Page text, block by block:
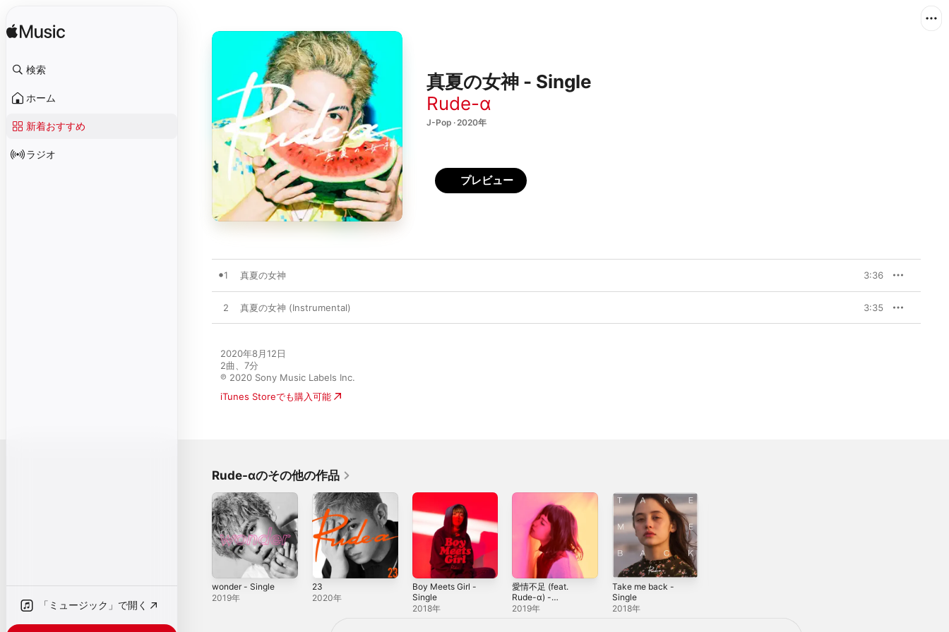
検索
ホーム
新着おすすめ
ラジオ
「ミュージック」で開く
真夏の女神 - Single
Rude-α
J-Pop · 2020年
プレビュー
1 真夏の女神 3:36
2 真夏の女神 (Instrumental) 3:35
2020年8月12日
2曲、7分
℗ 2020 Sony Music Labels Inc.
iTunes Storeでも購入可能
Rude-αのその他の作品
wonder - Single
2019年
23
2020年
Boy Meets Girl -
Single
2018年
愛情不足 (feat.
Rude-α) -
Single
2019年
Take me back -
Single
2018年